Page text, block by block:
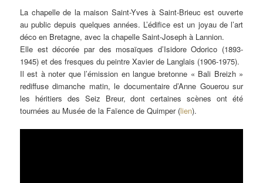
La chapelle de la maison Saint-Yves à Saint-Brieuc est ouverte
au public depuis quelques années. L’édifice est un joyau de l’art
déco en Bretagne, avec la chapelle Saint-Joseph à Lannion.
Elle est décorée par des mosaïques d’Isidore Odorico (1893-
1945) et des fresques du peintre Xavier de Langlais (1906-1975).
Il est à noter que l’émission en langue bretonne « Bali Breizh »
rediffuse dimanche matin, le documentaire d’Anne Gouerou sur
les héritiers des Seiz Breur, dont certaines scènes ont été
tournées au Musée de la Faïence de Quimper (lien).